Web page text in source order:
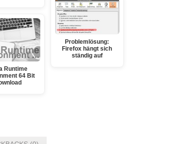
Runtime
64 Bit
Problemlösung:
Firefox hängt sich
ständig auf